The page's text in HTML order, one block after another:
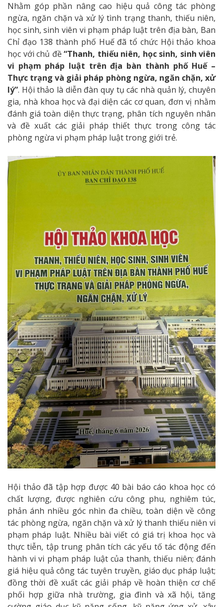
Nhằm góp phần nâng cao hiệu quả công tác phòng
ngừa, ngăn chặn và xử lý tình trạng thanh, thiếu niên,
học sinh, sinh viên vi phạm pháp luật trên địa bàn, Ban
Chỉ đạo 138 thành phố Huế đã tổ chức Hội thảo khoa
học với chủ đề“Thanh, thiếu niên, học sinh, sinh viên
vi phạm pháp luật trên địa bàn thành phố Huế –
Thực trạng và giải pháp phòng ngừa, ngăn chặn, xử
lý”. Hội thảo là diễn đàn quy tụ các nhà quản lý, chuyên
gia, nhà khoa học và đại diện các cơ quan, đơn vị nhằm
đánh giá toàn diện thực trạng, phân tích nguyên nhân
và đề xuất các giải pháp thiết thực trong công tác
phòng ngừa vi phạm pháp luật trong giới trẻ.
Hội thảo đã tập hợp được 40 bài báo cáo khoa học có
chất lượng, được nghiên cứu công phu, nghiêm túc,
phản ánh nhiều góc nhìn đa chiều, toàn diện về công
tác phòng ngừa, ngăn chặn và xử lý thanh thiếu niên vi
phạm pháp luật. Nhiều bài viết có giá trị khoa học và
thực tiễn, tập trung phân tích các yếu tố tác động đến
hành vi vi phạm pháp luật của thanh, thiếu niên; đánh
giá hiệu quả công tác tuyên truyền, giáo dục pháp luật;
đồng thời đề xuất các giải pháp về hoàn thiện cơ chế
phối hợp giữa nhà trường, gia đình và xã hội, tăng